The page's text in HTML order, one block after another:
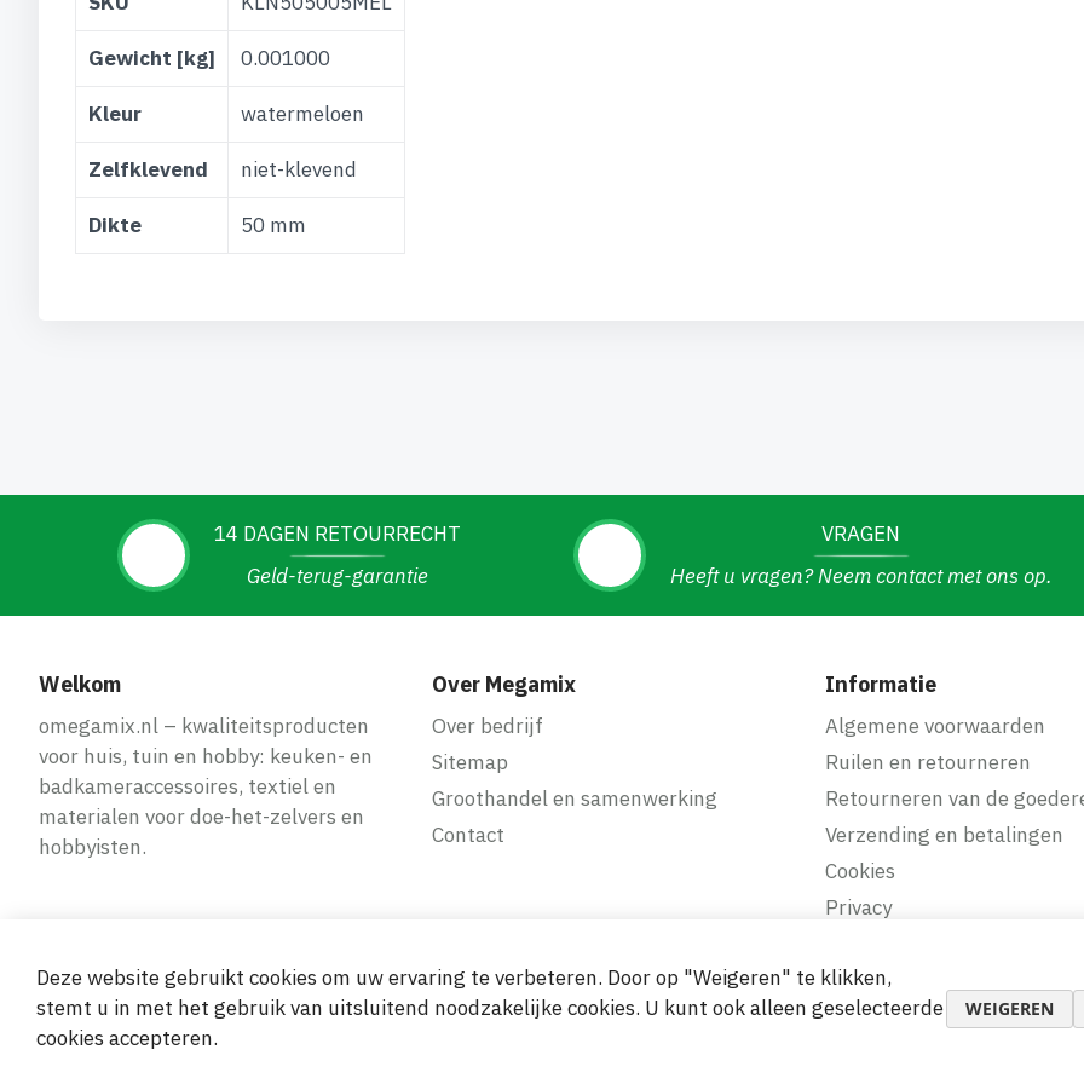
informatie
Gewicht [kg] 0.001000
Kleur watermeloen
Zelfklevend niet-klevend
Dikte 50 mm
14 DAGEN RETOURRECHT
Geld-terug-garantie
VRAGEN
Heeft u vragen? Neem contact met ons op.
Welkom
omegamix.nl – kwaliteitsproducten
voor huis, tuin en hobby: keuken- en
badkameraccessoires, textiel en
materialen voor doe-het-zelvers en
hobbyisten.
Over Megamix
Over bedrijf
Sitemap
Groothandel en samenwerking
Contact
Informatie
Algemene voorwaarden
Ruilen en retourneren
Retourneren van de
Verzending en betalingen
Cookies
Privacy
Veilige en gemakkelijke betalingen
Deze website gebruikt cookies om uw ervaring te verbeteren. Door op "Weigeren" te klikken,
stemt u in met het gebruik van uitsluitend noodzakelijke cookies. U kunt ook alleen geselecteerde
cookies accepteren.
WEIGEREN